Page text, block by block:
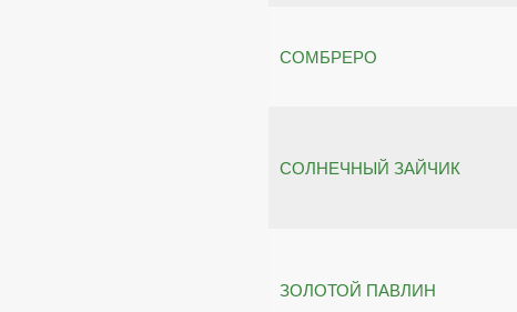
СОМБРЕРО
СОЛНЕЧНЫЙ ЗАЙЧИК
ЗОЛОТОЙ ПАВЛИН